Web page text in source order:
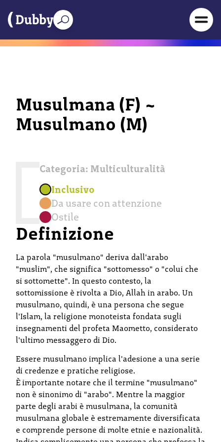
Musulmana (F) ~
Musulmano (M)
Categoria: Multiculturalità
Inclusivo
Da usare con attenzione
Ostile
Definizione
La parola "musulmano" deriva dall'arabo
"muslim", che significa "sottomesso" o "colui che
si sottomette". In questo contesto, la
sottomissione è rivolta a Dio, Allah in arabo. Un
musulmano, quindi, è una persona che segue
l'Islam, la religione monoteista fondata sugli
insegnamenti del profeta Maometto, considerato
l'ultimo messaggero di Dio.
Essere musulmano implica l'adesione a una serie
di credenze e pratiche religiose.
È importante notare che il termine "musulmano"
non è sinonimo di "arabo". Mentre la maggior
parte degli arabi è musulmana, la comunità
musulmana globale è estremamente diversificata
e comprende persone di molte etnie e nazionalità.